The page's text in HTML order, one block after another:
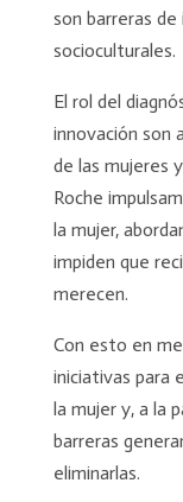
son barreras
socioculturales.
El rol del
innovación son
de las mujeres
Roche
la mujer,
impiden que
merecen.
Con esto en
iniciativas para
la mujer y, a la
barreras
eliminarlas.